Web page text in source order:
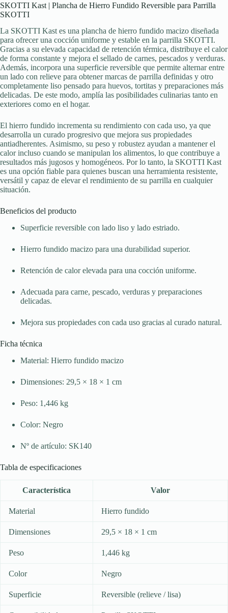
SKOTTI Kast | Plancha de Hierro Fundido Reversible para Parrilla
SKOTTI
La SKOTTI Kast es una plancha de hierro fundido macizo diseñada
para ofrecer una cocción uniforme y estable en la parrilla SKOTTI.
Gracias a su elevada capacidad de retención térmica, distribuye el calor
de forma constante y mejora el sellado de carnes, pescados y verduras.
Además, incorpora una superficie reversible que permite alternar entre
un lado con relieve para obtener marcas de parrilla definidas y otro
completamente liso pensado para huevos, tortitas y preparaciones más
delicadas. De este modo, amplía las posibilidades culinarias tanto en
exteriores como en el hogar.
El hierro fundido incrementa su rendimiento con cada uso, ya que
desarrolla un curado progresivo que mejora sus propiedades
antiadherentes. Asimismo, su peso y robustez ayudan a mantener el
calor incluso cuando se manipulan los alimentos, lo que contribuye a
resultados más jugosos y homogéneos. Por lo tanto, la SKOTTI Kast
es una opción fiable para quienes buscan una herramienta resistente,
versátil y capaz de elevar el rendimiento de su parrilla en cualquier
situación.
Beneficios del producto
Superficie reversible con lado liso y lado estriado.
Hierro fundido macizo para una durabilidad superior.
Retención de calor elevada para una cocción uniforme.
Adecuada para carne, pescado, verduras y preparaciones
delicadas.
Mejora sus propiedades con cada uso gracias al curado natural.
Ficha técnica
Material: Hierro fundido macizo
Dimensiones: 29,5 × 18 × 1 cm
Peso: 1,446 kg
Color: Negro
Nº de artículo: SK140
Tabla de especificaciones
Característica Valor
Material Hierro fundido
Dimensiones 29,5 × 18 × 1 cm
Peso 1,446 kg
Color Negro
Superficie Reversible (relieve / lisa)